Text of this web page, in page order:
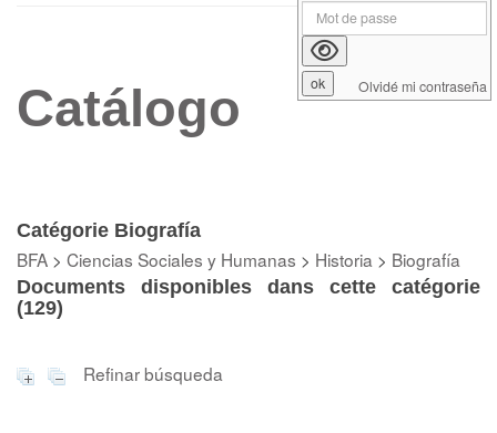
Catálogo
Catégorie Biografía
BFA > Ciencias Sociales y Humanas > Historia > Biografía
Documents disponibles dans cette catégorie
(129)
Refinar búsqueda
Olvidé mi contraseña